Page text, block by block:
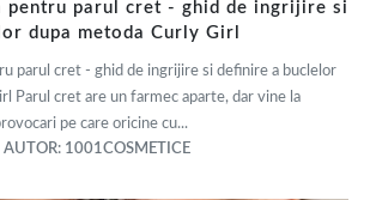
pentru parul cret - ghid de ingrijire si
dupa metoda Curly Girl
parul cret - ghid de ingrijire si definire a buclelor
Parul cret are un farmec aparte, dar vine la
pe care oricine cu...
AUTOR: 1001COSMETICE